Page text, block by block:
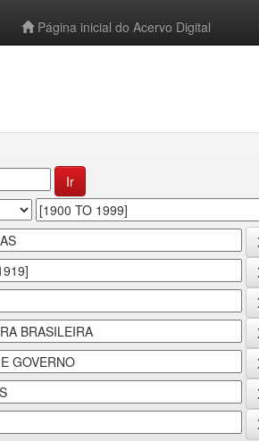
Página inicial do Acervo Digital